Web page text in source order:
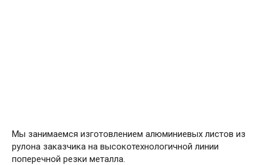
Мы занимаемся изготовлением алюминиевых листов из
рулона заказчика на высокотехнологичной линии
поперечной резки металла.